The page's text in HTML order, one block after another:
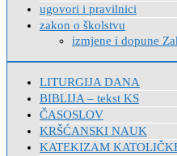
ugovori i pravilnici
zakon o školstvu
izmjene i dopune
LITURGIJA DANA
BIBLIJA – tekst KS
ČASOSLOV
KRŠĆANSKI NAUK
KATEKIZAM